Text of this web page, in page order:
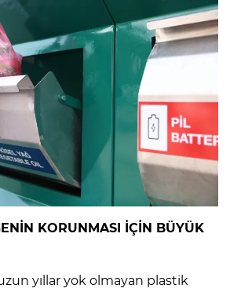
KORUNMASI İÇİN BÜYÜK
yıllar yok olmayan plastik